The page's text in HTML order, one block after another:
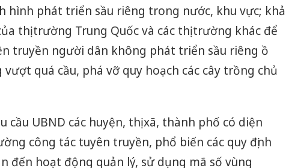
hình phát triển sầu riêng trong nước, khu vực; khả
thị trường Trung Quốc và các thị trường khác để
truyền người dân không phát triển sầu riêng ồ
quá cầu, phá vỡ quy hoạch các cây trồng chủ
UBND các huyện, thị xã, thành phố có diện
công tác tuyên truyền, phổ biến các quy định
đến hoạt động quản lý, sử dụng mã số vùng